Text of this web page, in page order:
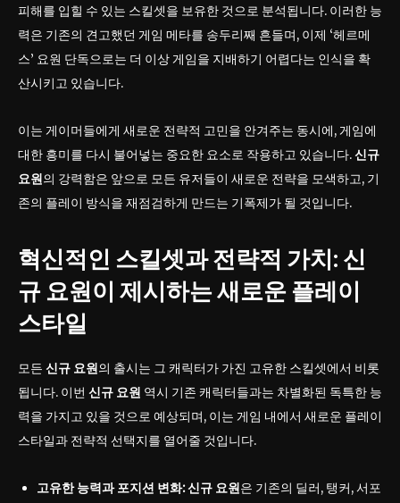
피해를 입힐 수 있는 스킬셋을 보유한 것으로 분석됩니다. 이러한 능
력은 기존의 견고했던 게임 메타를 송두리째 흔들며, 이제 ‘헤르메
스’ 요원 단독으로는 더 이상 게임을 지배하기 어렵다는 인식을 확
산시키고 있습니다.
이는 게이머들에게 새로운 전략적 고민을 안겨주는 동시에, 게임에
대한 흥미를 다시 불어넣는 중요한 요소로 작용하고 있습니다.신규
요원의 강력함은 앞으로 모든 유저들이 새로운 전략을 모색하고, 기
존의 플레이 방식을 재점검하게 만드는 기폭제가 될 것입니다.
혁신적인 스킬셋과 전략적 가치: 신
규 요원이 제시하는 새로운 플레이
스타일
모든 신규 요원의 출시는 그 캐릭터가 가진 고유한 스킬셋에서 비롯
됩니다. 이번 신규 요원 역시 기존 캐릭터들과는 차별화된 독특한 능
력을 가지고 있을 것으로 예상되며, 이는 게임 내에서 새로운 플레이
스타일과 전략적 선택지를 열어줄 것입니다.
고유한 능력과 포지션 변화:신규 요원은 기존의 딜러, 탱커, 서포